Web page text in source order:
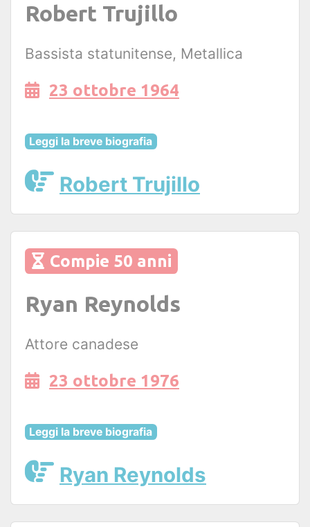
Robert Trujillo
Bassista statunitense, Metallica
23 ottobre 1964
Leggi la breve biografia
Robert Trujillo
Compie 50 anni
Ryan Reynolds
Attore canadese
23 ottobre 1976
Leggi la breve biografia
Ryan Reynolds